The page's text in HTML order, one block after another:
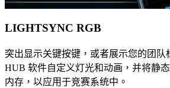
LIGHTSYNC RGB
突出显示关键按键，或者展示您的团队
HUB 软件自定义灯光和动画，并将静
内存，以应用于竞赛系统中。